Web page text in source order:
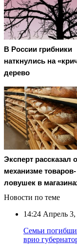
В России грибники
наткнулись на
дерево
Эксперт рассказал о
механизме товаров-
ловушек в
Новости по теме
14:24 Апрель 3,
Семьи
врио